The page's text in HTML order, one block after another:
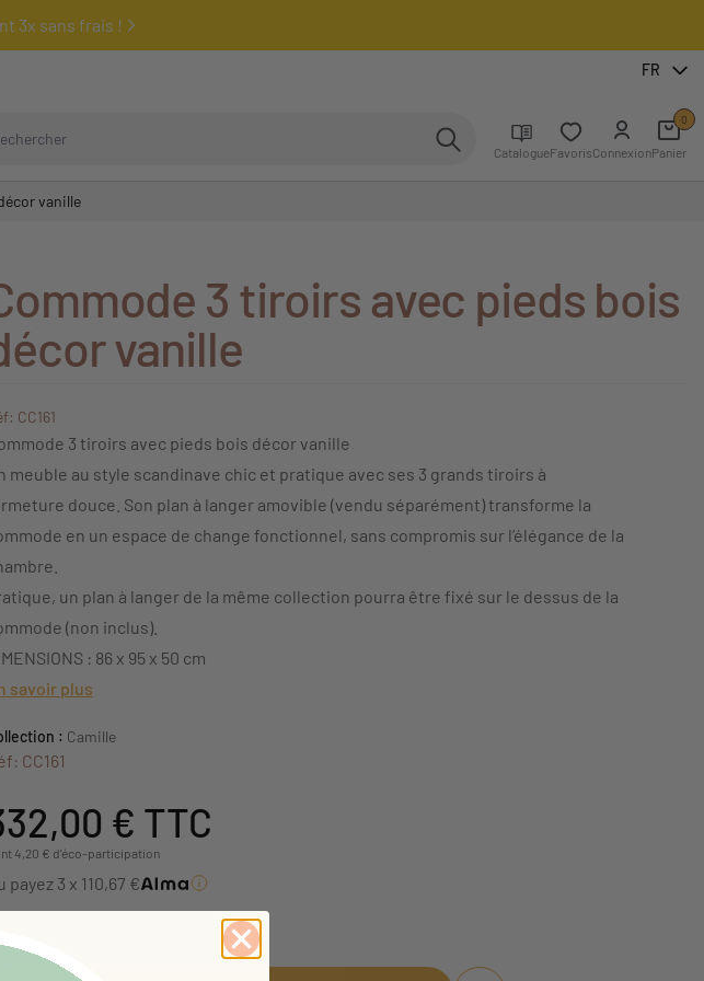
3x sans frais !
FR
CatalogueFavorisConnexionPanier
0
vanille
3 tiroirs avec pieds bois
vanille
CC161
3 tiroirs avec pieds bois décor vanille
meuble au style scandinave chic et pratique avec ses 3 grands tiroirs à
douce. Son plan à langer amovible (vendu séparément) transforme la
en un espace de change fonctionnel, sans compromis sur l’élégance de la
un plan à langer de la même collection pourra être fixé sur le dessus de la
(non inclus).
: 86 x 95 x 50 cm
savoir plus
: Camille
CC161
€ TTC
4,20 € d'éco-participation
payez 3 x 110,67 €